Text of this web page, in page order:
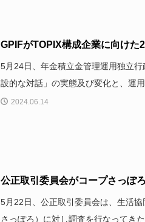
GPIFがTOPIX構成企業に向けた
5月24日、年金積立金管理運用独立
設的な対話」の実態及び変化と、運
2024.06.14
公正取引委員会がコープさっぽ
5月22日、公正取引委員会は、生活
さっぽろ）に対し調査を行なってき